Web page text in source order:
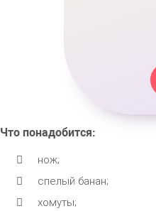
Что понадобится:
нож;
спелый банан;
хомуты;